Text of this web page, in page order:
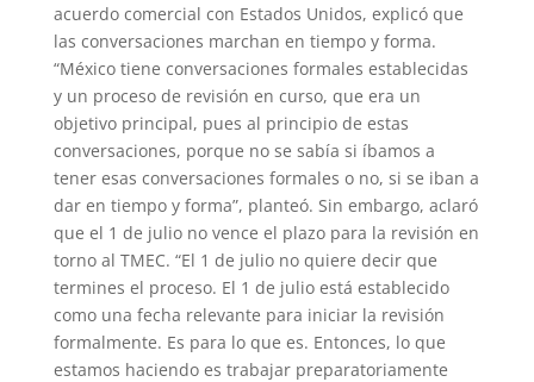
acuerdo comercial con Estados Unidos, explicó que
las conversaciones marchan en tiempo y forma.
“México tiene conversaciones formales establecidas
y un proceso de revisión en curso, que era un
objetivo principal, pues al principio de estas
conversaciones, porque no se sabía si íbamos a
tener esas conversaciones formales o no, si se iban a
dar en tiempo y forma”, planteó. Sin embargo, aclaró
que el 1 de julio no vence el plazo para la revisión en
torno al TMEC. “El 1 de julio no quiere decir que
termines el proceso. El 1 de julio está establecido
como una fecha relevante para iniciar la revisión
formalmente. Es para lo que es. Entonces, lo que
estamos haciendo es trabajar preparatoriamente